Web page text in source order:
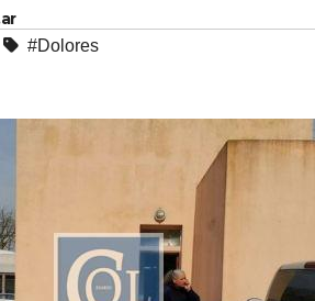
#Dolores